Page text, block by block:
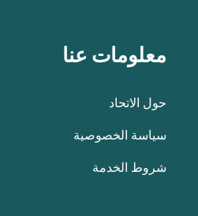
معلومات عنا
حول الاتحاد
سياسة الخصوصية
شروط الخدمة